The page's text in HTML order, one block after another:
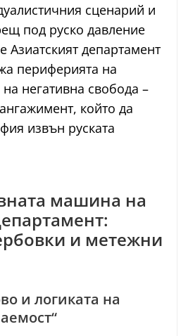
сценарий и
под руско давление
Азиатският департамент
периферията на
негативна свобода –
който да
извън руската
машина на
и метежни
и логиката на